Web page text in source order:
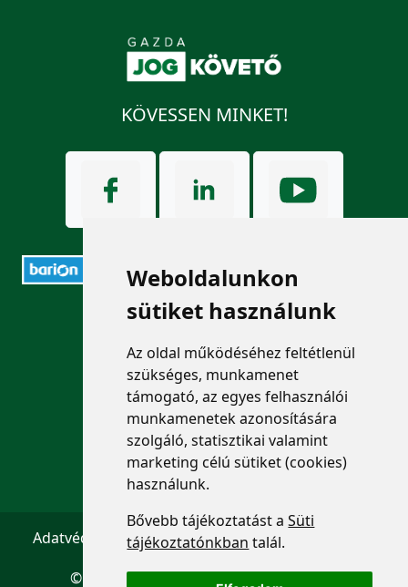
Weboldalunkon
sütiket használunk
Az oldal működéséhez feltétlenül
szükséges, munkamenet
támogató, az egyes felhasználói
munkamenetek azonosítására
szolgáló, statisztikai valamint
marketing célú sütiket (cookies)
használunk.
Bővebb tájékoztatást aSüti
tájékoztatónkban talál.
KÖVESSEN MINKET!
ELÉRHETŐSÉGEK
+36 1 880 7600
info@mprx.hu
Adatvédelem ÁSZF Impresszum
© 2026 Copyright:Menedzserpraxis.hu